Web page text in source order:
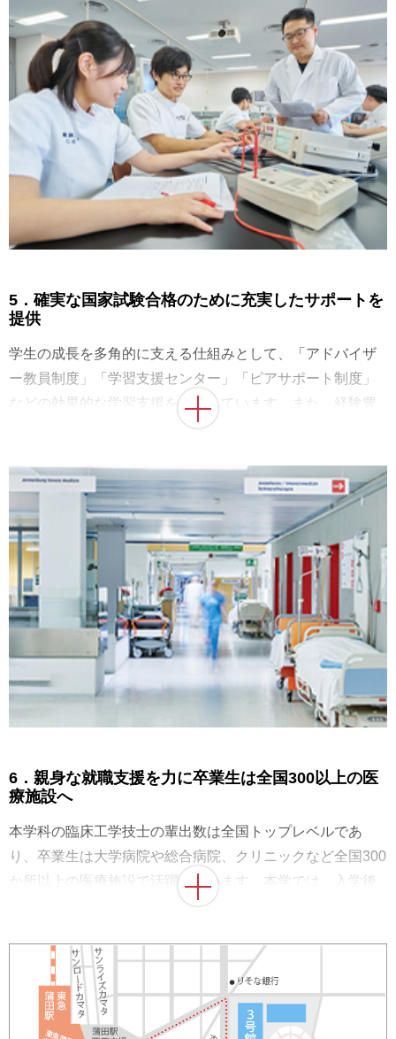
主義教育」を実践し、真に社会に貢献する人材の育成に繋
げています。
5．確実な国家試験合格のために充実したサポートを
提供
学生の成長を多角的に支える仕組みとして、「アドバイザ
ー教員制度」「学習支援センター」「ピアサポート制度」
などの効果的な学習支援を提供しています。また、経験豊
富な教員の指導のもと、苦手科目や国家試験にかかわる詳
からの国家試験に直結する科目やテスト、過去の国家試験
問題や模擬試験などを通して、着実に合格力を高めます。
学内には図書館や休憩スペースなど集中して勉強できる環
境が整っており、これら充実したサポートと環境を支え
に、毎年、高い国家試験合格率を実現しています。
6．親身な就職支援を力に卒業生は全国300以上の医
療施設へ
本学科の臨床工学技士の輩出数は全国トップレベルであ
り、卒業生は大学病院や総合病院、クリニックなど全国300
か所以上の医療施設で活躍しています。本学では、入学後
の早期から就職支援担当教員が学生一人ひとりと向き合っ
マナー講座などの実践的な就職関連講座を適切なタイミン
グで実施しています。また、キャリアサポートセンターで
は、面接・小論文・履歴書等の添削や対策を受けられるな
ど、親身かつ的確な就職サポートを幅広く提供し、学生の